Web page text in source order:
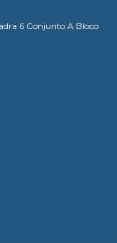
6 Conjunto A Bloco